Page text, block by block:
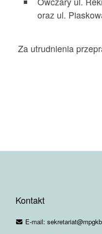
oraz ul.
Za utrudnienia
Kontakt
E-mail: